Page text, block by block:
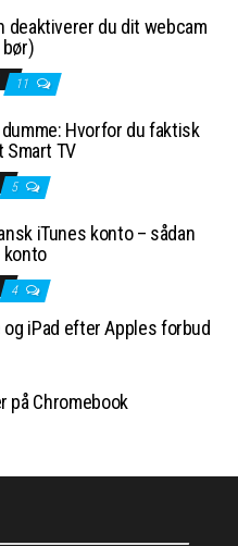
deaktiverer du dit webcam
11
dumme: Hvorfor du faktisk
Smart TV
5
iTunes konto – sådan
konto
4
iPad efter Apples forbud
på Chromebook